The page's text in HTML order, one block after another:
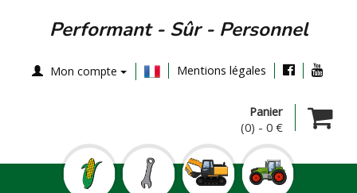
Performant - Sûr - Personnel
Mon compte Mentions légales
Panier
(0) - 0 €